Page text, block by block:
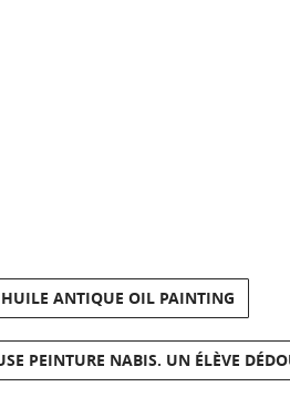
ANTIQUE OIL PAINTING
PEINTURE NABIS. UN ÉLÈVE